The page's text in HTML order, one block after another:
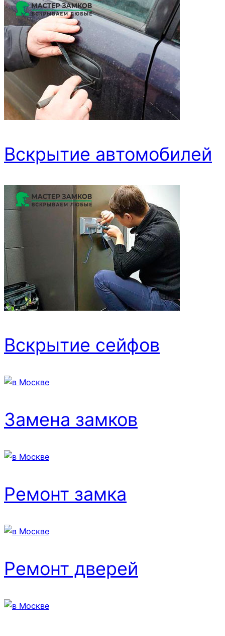
Вскрытие автомобилей
Вскрытие сейфов
Замена замков
Ремонт замка
Ремонт дверей